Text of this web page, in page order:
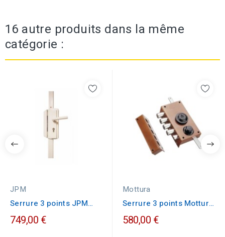
16 autre produits dans la même
catégorie :
JPM
Serrure 3 points JPM
VIGISTYL
749,00 €
Mottura
Serrure 3 points Mottura
30.436 A2P1
580,00 €